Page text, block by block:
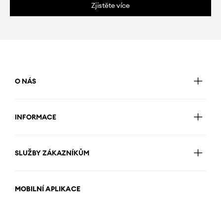
Zjistěte více
O NÁS
INFORMACE
SLUŽBY ZÁKAZNÍKŮM
MOBILNÍ APLIKACE